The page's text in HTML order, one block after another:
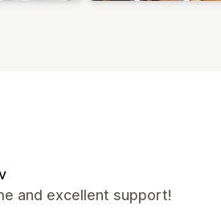
and excellent support!